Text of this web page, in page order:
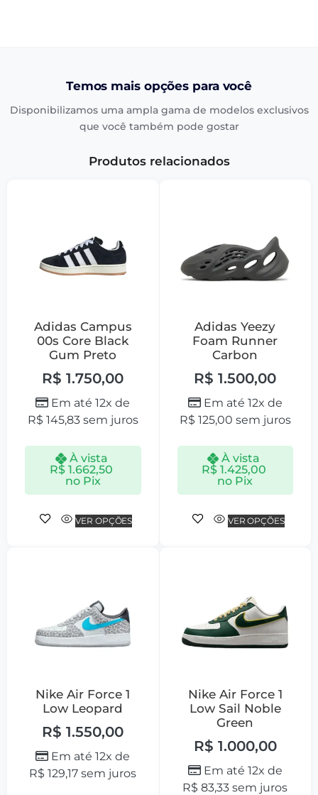
Temos mais opções para você
Disponibilizamos uma ampla gama de modelos exclusivos
que você também pode gostar
Produtos relacionados
Adidas Campus
00s Core Black
Gum Preto
R$ 1.750,00
Em até 12x de
R$ 145,83sem juros
À vista
R$ 1.662,50
no Pix
VER OPÇÕES
Adidas Yeezy
Foam Runner
Carbon
R$ 1.500,00
Em até 12x de
R$ 125,00 sem juros
À vista
R$1.425,00
no Pix
VER OPÇÕES
Nike Air Force 1
Low Leopard
R$ 1.550,00
Em até 12x de
R$ 129,17 sem juros
Nike Air Force 1
Low Sail Noble
Green
R$ 1.000,00
Em até 12x de
R$ 83,33 sem juros